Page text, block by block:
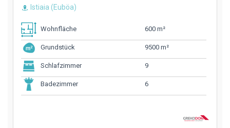
Istiaia (Euböa)
Wohnfläche 600 m²
Grundstück 9500 m²
Schlafzimmer 9
Badezimmer 6